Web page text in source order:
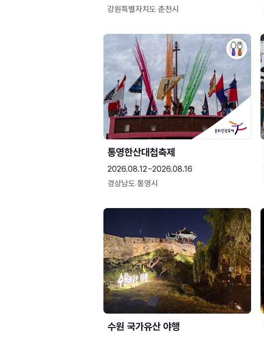
강원특별자치도 춘천시
통영한산대첩축제
2026.08.12~2026.08.16
경상남도 통영시
수원 국가유산 야행